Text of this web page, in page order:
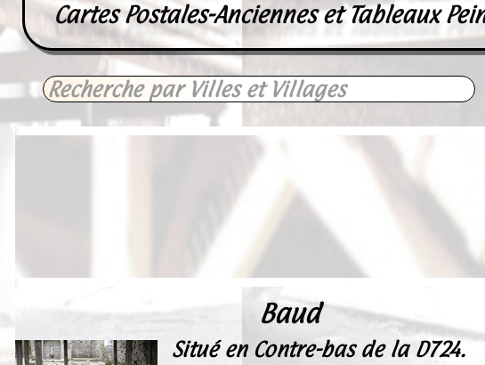
Cartes Postales-Anciennes et Tableaux
Baud
Situé en Contre-bas de la D724.